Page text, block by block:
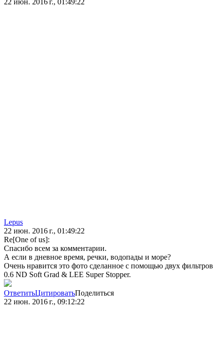
22 июн. 2016 г., 01:49:22
Lepus
22 июн. 2016 г., 01:49:22
Re[One of us]:
Спасибо всем за комментарии.
А если в дневное время, речки, водопады и море?
Очень нравится это фото сделанное с помощью двух фильтров
0.6 ND Soft Grad & LEE Super Stopper.
ОтветитьЦитироватьПоделиться
22 июн. 2016 г., 09:12:22